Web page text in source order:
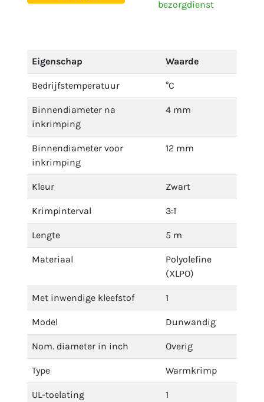
bezorgdienst
Eigenschap Waarde
Bedrijfstemperatuur °C
Binnendiameter na
inkrimping
4 mm
Binnendiameter voor
inkrimping
12 mm
Kleur Zwart
Krimpinterval 3:1
Lengte 5 m
Materiaal
Polyolefine
(XLPO)
Met inwendige kleefstof 1
Model Dunwandig
Nom. diameter in inch Overig
Type Warmkrimp
UL-toelating 1